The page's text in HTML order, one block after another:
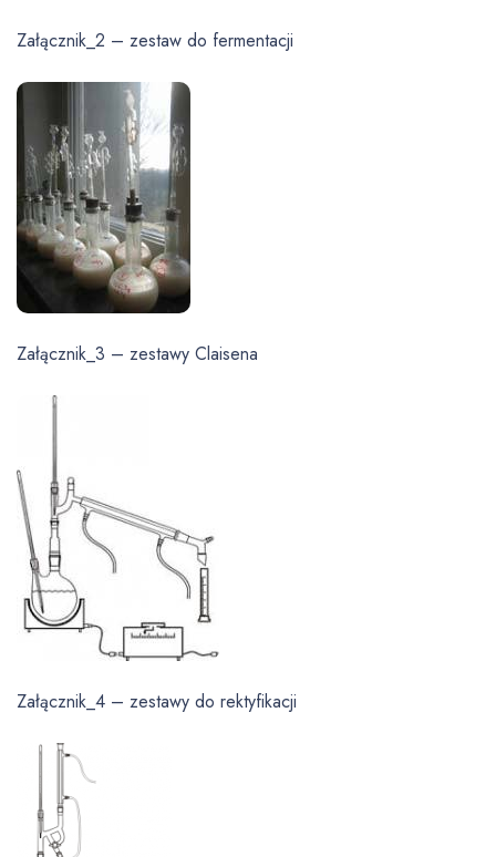
Załącznik_2 – zestaw do fermentacji
Załącznik_3 – zestawy Claisena
Załącznik_4 – zestawy do rektyfikacji